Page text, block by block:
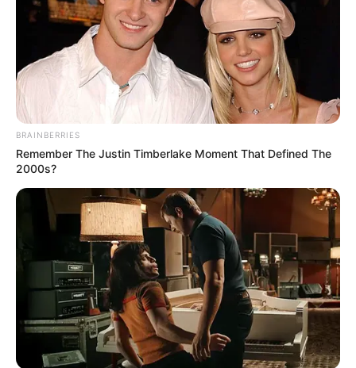
10 Pose Manekin Anti
Mainstream yang Konyol
Banget
8 Kata Lucu Seputar Malam
Minggu ala Jomblo yang Bikin
Ngenes
BRAINBERRIES
Remember The Justin Timberlake Moment That Defined The
2000s?